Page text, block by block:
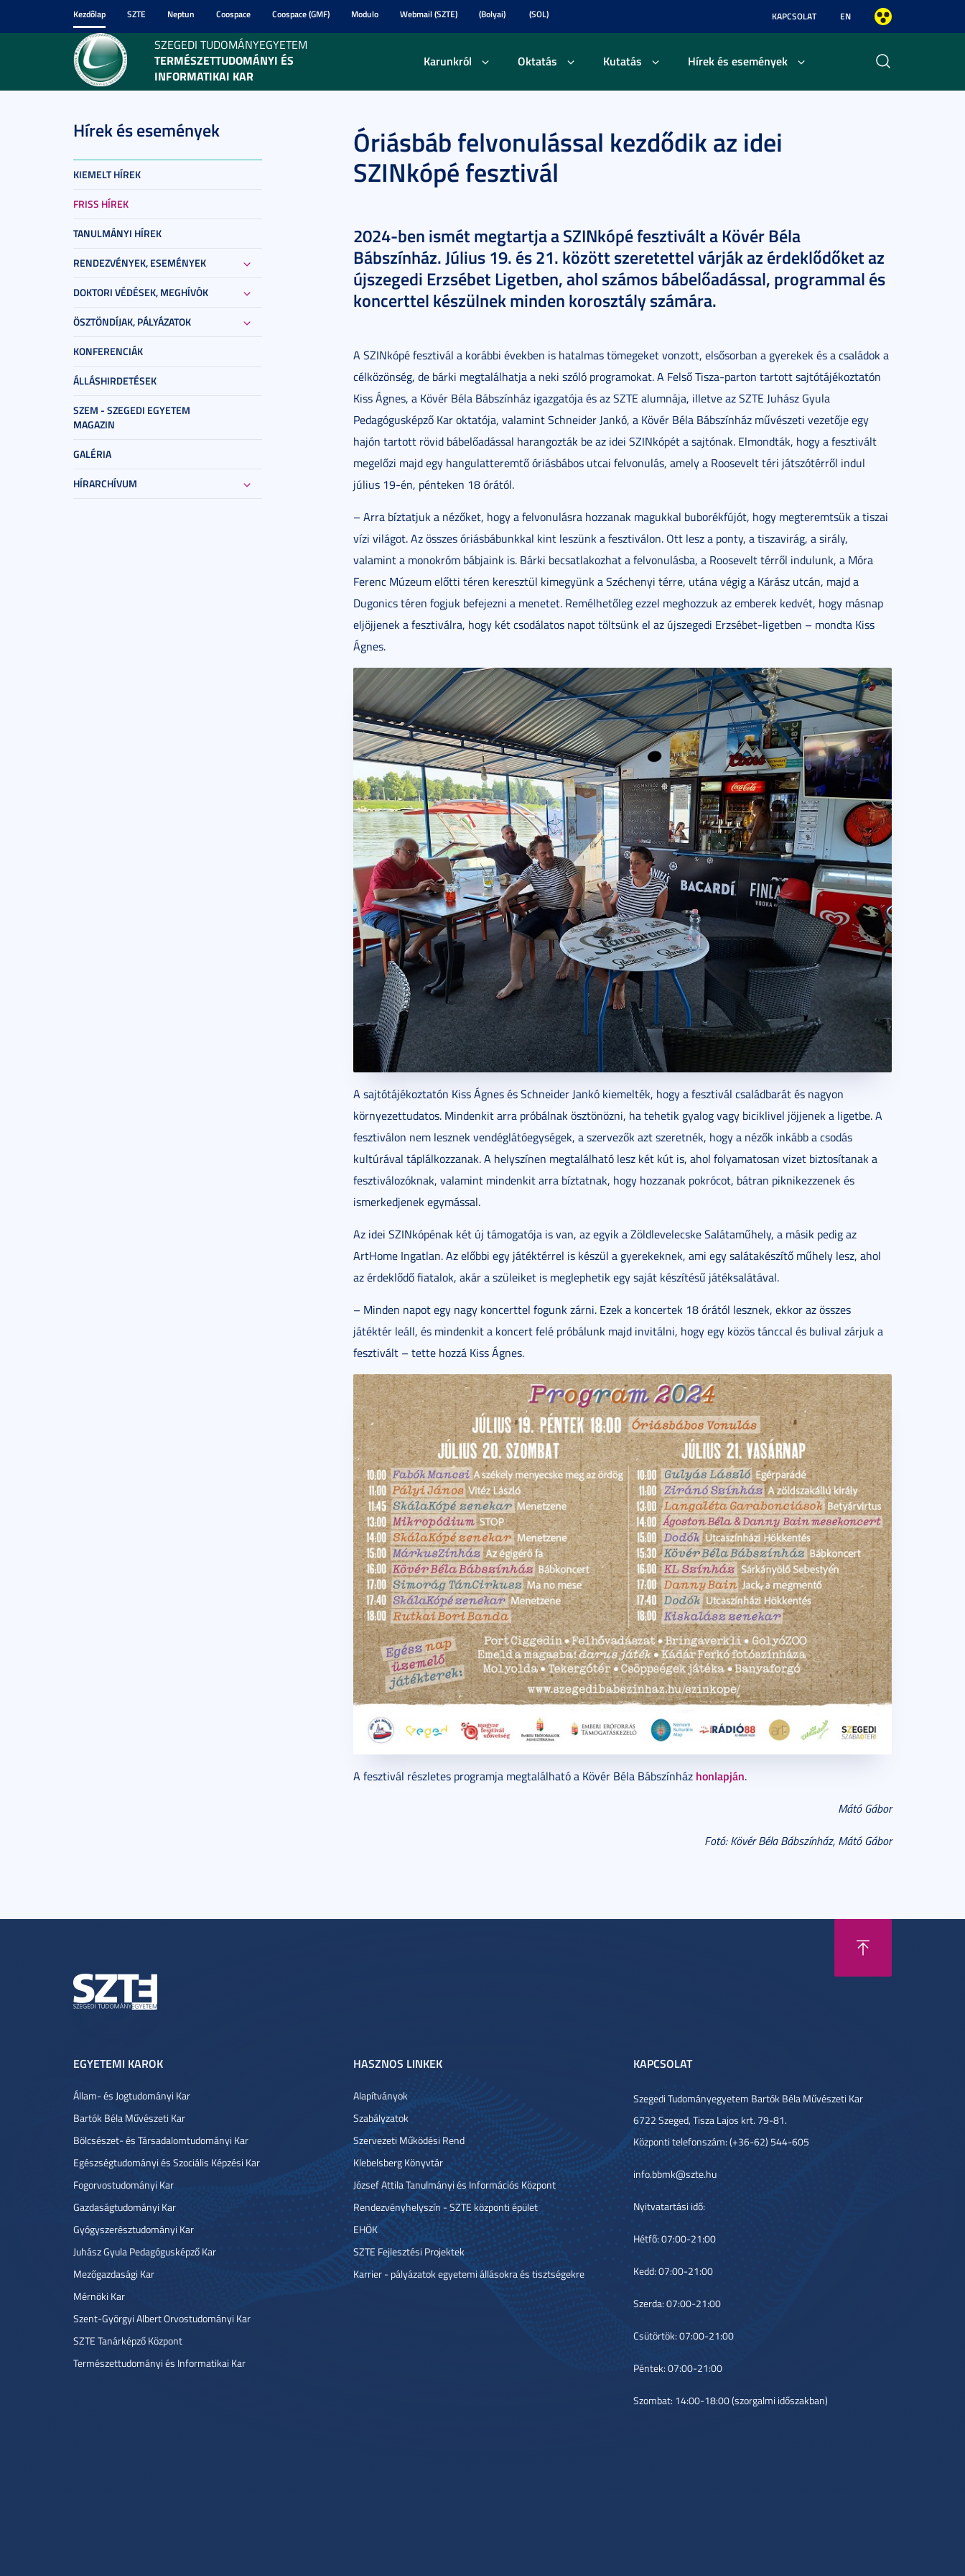
Kezdőlap SZTE Neptun Coospace Coospace (GMF) Modulo Webmail (SZTE) (Bolyai) (SOL) KAPCSOLAT EN
SZEGEDI TUDOMÁNYEGYETEM
TERMÉSZETTUDOMÁNYI ÉS
INFORMATIKAI KAR
Karunkról Oktatás Kutatás Hírek és események
Hírek és események
KIEMELT HÍREK
FRISS HÍREK
TANULMÁNYI HÍREK
RENDEZVÉNYEK, ESEMÉNYEK
DOKTORI VÉDÉSEK, MEGHÍVÓK
ÖSZTÖNDÍJAK, PÁLYÁZATOK
KONFERENCIÁK
ÁLLÁSHIRDETÉSEK
SZEM - SZEGEDI EGYETEM
MAGAZIN
GALÉRIA
HÍRARCHÍVUM
Óriásbáb felvonulással kezdődik az idei
SZINkópé fesztivál
2024-ben ismét megtartja a SZINkópé fesztivált a Kövér Béla
Bábszínház. Július 19. és 21. között szeretettel várják az érdeklődőket az
újszegedi Erzsébet Ligetben, ahol számos bábelőadással, programmal és
koncerttel készülnek minden korosztály számára.
A SZINkópé fesztivál a korábbi években is hatalmas tömegeket vonzott, elsősorban a gyerekek és a családok a
célközönség, de bárki megtalálhatja a neki szóló programokat. A Felső Tisza-parton tartott sajtótájékoztatón
Kiss Ágnes, a Kövér Béla Bábszínház igazgatója és az SZTE alumnája, illetve az SZTE Juhász Gyula
Pedagógusképző Kar oktatója, valamint Schneider Jankó, a Kövér Béla Bábszínház művészeti vezetője egy
hajón tartott rövid bábelőadással harangozták be az idei SZINkópét a sajtónak. Elmondták, hogy a fesztivált
megelőzi majd egy hangulatteremtő óriásbábos utcai felvonulás, amely a Roosevelt téri játszótérről indul
július 19-én, pénteken 18 órától.
– Arra bíztatjuk a nézőket, hogy a felvonulásra hozzanak magukkal buborékfújót, hogy megteremtsük a tiszai
vízi világot. Az összes óriásbábunkkal kint leszünk a fesztiválon. Ott lesz a ponty, a tiszavirág, a sirály,
valamint a monokróm bábjaink is. Bárki becsatlakozhat a felvonulásba, a Roosevelt térről indulunk, a Móra
Ferenc Múzeum előtti téren keresztül kimegyünk a Széchenyi térre, utána végig a Kárász utcán, majd a
Dugonics téren fogjuk befejezni a menetet. Remélhetőleg ezzel meghozzuk az emberek kedvét, hogy másnap
eljöjjenek a fesztiválra, hogy két csodálatos napot töltsünk el az újszegedi Erzsébet-ligetben – mondta Kiss
Ágnes.
A sajtótájékoztatón Kiss Ágnes és Schneider Jankó kiemelték, hogy a fesztivál családbarát és nagyon
környezettudatos. Mindenkit arra próbálnak ösztönözni, ha tehetik gyalog vagy biciklivel jöjjenek a ligetbe. A
fesztiválon nem lesznek vendéglátóegységek, a szervezők azt szeretnék, hogy a nézők inkább a csodás
kultúrával táplálkozzanak. A helyszínen megtalálható lesz két kút is, ahol folyamatosan vizet biztosítanak a
fesztiválozóknak, valamint mindenkit arra bíztatnak, hogy hozzanak pokrócot, bátran piknikezzenek és
ismerkedjenek egymással.
Az idei SZINkópénak két új támogatója is van, az egyik a Zöldlevelecske Salátaműhely, a másik pedig az
ArtHome Ingatlan. Az előbbi egy játéktérrel is készül a gyerekeknek, ami egy salátakészítő műhely lesz, ahol
az érdeklődő fiatalok, akár a szüleiket is meglephetik egy saját készítésű játéksalátával.
– Minden napot egy nagy koncerttel fogunk zárni. Ezek a koncertek 18 órától lesznek, ekkor az összes
játéktér leáll, és mindenkit a koncert felé próbálunk majd invitálni, hogy egy közös tánccal és bulival zárjuk a
fesztivált – tette hozzá Kiss Ágnes.
A fesztivál részletes programja megtalálható a Kövér Béla Bábszínház honlapján.
Mátó Gábor
Fotó: Kövér Béla Bábszínház, Mátó Gábor
EGYETEMI KAROK
Állam- és Jogtudományi Kar
Bartók Béla Művészeti Kar
Bölcsészet- és Társadalomtudományi Kar
Egészségtudományi és Szociális Képzési Kar
Fogorvostudományi Kar
Gazdaságtudományi Kar
Gyógyszerésztudományi Kar
Juhász Gyula Pedagógusképző Kar
Mezőgazdasági Kar
Mérnöki Kar
Szent-Györgyi Albert Orvostudományi Kar
SZTE Tanárképző Központ
Természettudományi és Informatikai Kar
HASZNOS LINKEK
Alapítványok
Szabályzatok
Szervezeti Működési Rend
Klebelsberg Könyvtár
József Attila Tanulmányi és Információs Központ
Rendezvényhelyszín - SZTE központi épület
EHÖK
SZTE Fejlesztési Projektek
Karrier - pályázatok egyetemi állásokra és tisztségekre
KAPCSOLAT
Szegedi Tudományegyetem Bartók Béla Művészeti Kar
6722 Szeged, Tisza Lajos krt. 79-81.
Központi telefonszám: (+36-62) 544-605
info.bbmk@szte.hu
Nyitvatartási idő:
Hétfő: 07:00-21:00
Kedd: 07:00-21:00
Szerda: 07:00-21:00
Csütörtök: 07:00-21:00
Péntek: 07:00-21:00
Szombat: 14:00-18:00 (szorgalmi időszakban)